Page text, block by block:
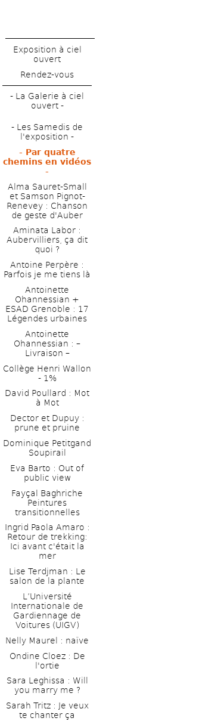
Exposition à ciel
ouvert
Rendez-vous
- La Galerie à ciel
ouvert -
- Les Samedis de
l'exposition -
- Par quatre
chemins en vidéos
-
Alma Sauret-Small
et Samson Pignot-
Renevey : Chanson
de geste d'Auber
Aminata Labor :
Aubervilliers, ça dit
quoi ?
Antoine Perpère :
Parfois je me tiens là
Antoinette
Ohannessian +
ESAD ­Grenoble : 17
Légendes urbaines
Antoinette
Ohannessian : –
Livraison –
Collège Henri Wallon
- 1%
David Poullard : Mot
à Mot
Dector et Dupuy :
prune et pruine
Dominique Petitgand
Soupirail
Eva Barto : Out of
public view
Fayçal Baghriche
Peintures
transitionnelles
Ingrid Paola Amaro :
Retour de trekking:
Ici avant c'était la
mer
Lise Terdjman : Le
salon de la plante
L’Université
Internationale de
Gardiennage de
Voitures (UIGV)
Nelly Maurel : naïve
Ondine Cloez : De
l'ortie
Sara Leghissa : Will
you marry me ?
Sarah Tritz : Je veux
te chanter ça